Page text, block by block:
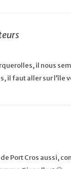
il nous
il faut aller sur l’île
de Port Cros aussi,